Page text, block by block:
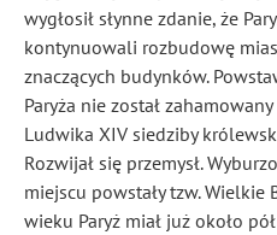
wygłosił słynne zdanie, że
kontynuowali rozbudowę
znaczących budynków.
Paryża nie został
Ludwika XIV siedziby
Rozwijał się przemysł.
miejscu powstały tzw. Wielkie
wieku Paryż miał już około